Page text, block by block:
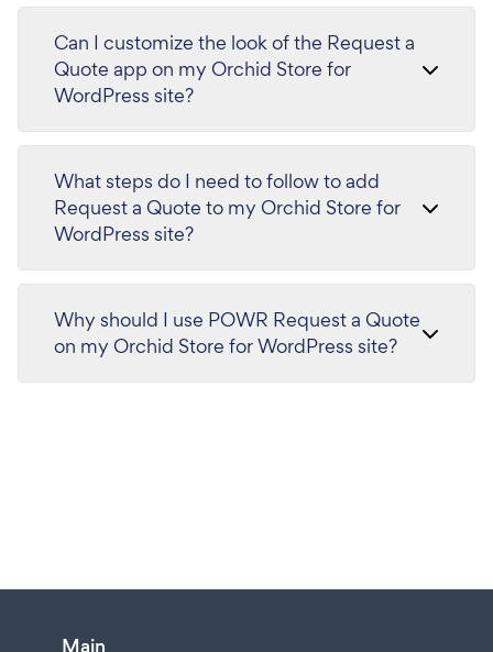
Can I customize the look of the Request a
Quote app on my Orchid Store for
WordPress site?
What steps do I need to follow to add
Request a Quote to my Orchid Store for
WordPress site?
Why should I use POWR Request a Quote
on my Orchid Store for WordPress site?
Main